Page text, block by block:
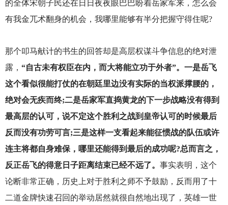
的全体宋朝子民还在日日夜夜眼巴巴盼着岳家军来，怎么会
有我金兀术翻身的机会，我哪里能够有半分把握守得住呢?
那个叩马献计的书生的回答却是高层权谋斗争信息的绝对泄
露， “自古未有权臣在内，而大将能立功于外者”。一是岳飞
这个看似很能打仗的在朝廷里边没有实际的当权派撑腰的，
绝对会无疾而终;二是岳家军直捣黄龙的下一步战略没有得到
最高层的认可，说不定这个胜利之战到皇帝认可的时候最后
反而没有功劳可言;三是这样一支看起来能征惯战的队伍或许
连主将都自身难保，哪里还能得到最后的成功呢?总而言之，
反正岳飞的得意日子距离结束已经不远了。 事实表明，这个
论断非常正确，历史上对于胜利之师不予鼓励，反而用了十
二道金牌快速召回的举动居然就很自然地出现了，英雄一世